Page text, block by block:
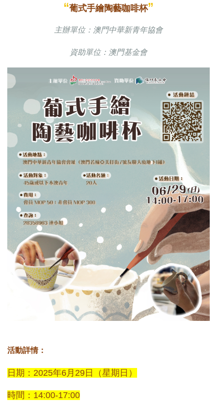
“葡式手繪陶藝咖啡杯”
主辦單位：澳門中華新青年協會
資助單位：澳門基金會
活動詳情：
日期： 2025年6月29日（星期日）
時間：14:00-17:00